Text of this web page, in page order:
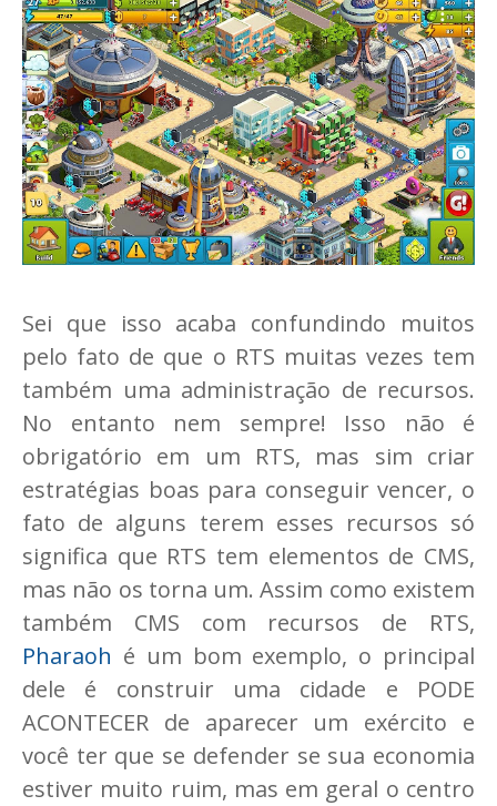
Sei que isso acaba confundindo muitos
pelo fato de que o RTS muitas vezes tem
também uma administração de recursos.
No entanto nem sempre! Isso não é
obrigatório em um RTS, mas sim criar
estratégias boas para conseguir vencer, o
fato de alguns terem esses recursos só
significa que RTS tem elementos de CMS,
mas não os torna um. Assim como existem
também CMS com recursos de RTS,
Pharaoh é um bom exemplo, o principal
dele é construir uma cidade e PODE
ACONTECER de aparecer um exército e
você ter que se defender se sua economia
estiver muito ruim, mas em geral o centro